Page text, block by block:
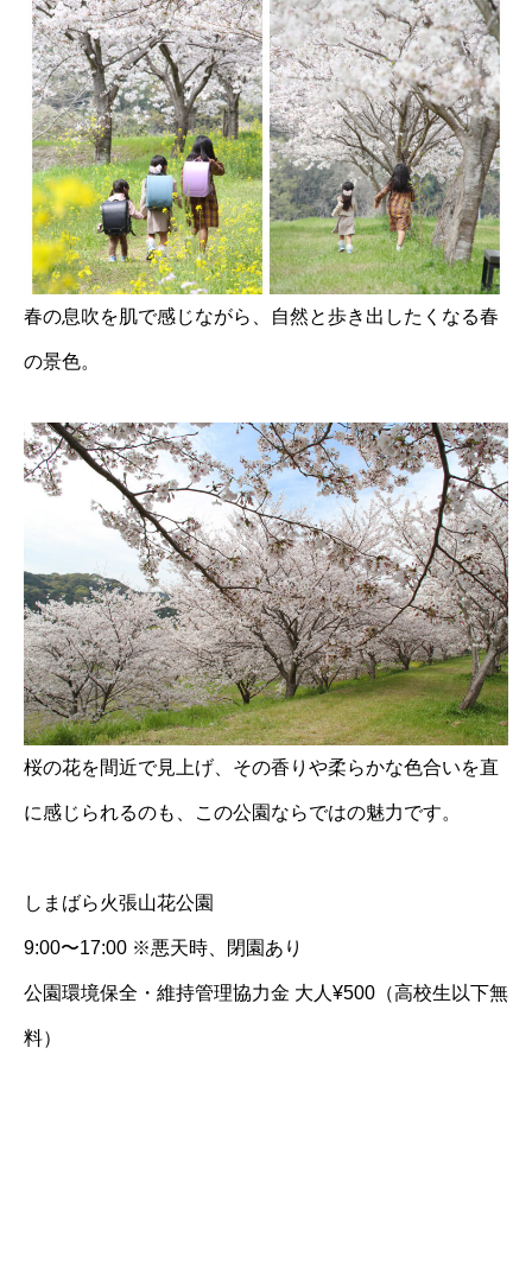
春の息吹を肌で感じながら、自然と歩き出したくなる春
の景色。
桜の花を間近で見上げ、その香りや柔らかな色合いを直
に感じられるのも、この公園ならではの魅力です。
しまばら火張山花公園
9:00〜17:00 ※悪天時、閉園あり
公園環境保全・維持管理協力金 大人¥500（高校生以下無
料）